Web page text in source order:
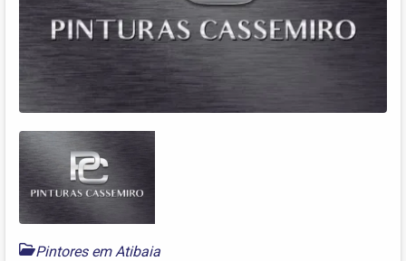
Pintores em Atibaia